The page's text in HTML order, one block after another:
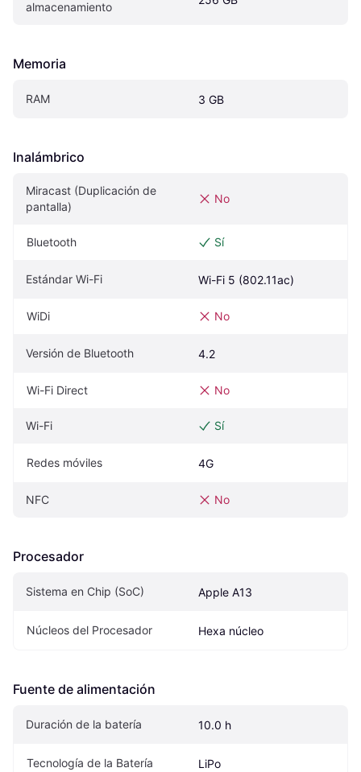
almacenamiento
Memoria
RAM 3 GB
Inalámbrico
Miracast (Duplicación de
pantalla)
No
Bluetooth Sí
Estándar Wi-Fi Wi-Fi 5 (802.11ac)
WiDi No
Versión de Bluetooth 4.2
Wi-Fi Direct No
Wi-Fi Sí
Redes móviles 4G
NFC No
Procesador
Sistema en Chip (SoC) Apple A13
Núcleos del Procesador Hexa núcleo
Fuente de alimentación
Duración de la batería 10.0 h
Tecnología de la Batería LiPo